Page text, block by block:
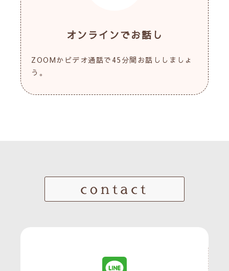
オンラインでお話し
ZOOMかビデオ通話で45分間お話ししましょ
う。
contact